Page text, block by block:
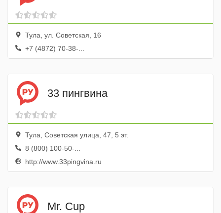
Тула, ул. Советская, 16
+7 (4872) 70-38-...
33 пингвина
Тула, Советская улица, 47, 5 эт.
8 (800) 100-50-...
http://www.33pingvina.ru
Mr. Cup